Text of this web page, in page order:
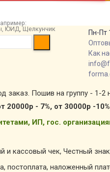
ЮИД, Щелкунчик
Пн-Пт
Как
заказ. Пошив на группу - 1-2
20000р - 7%, от 30000р -10%
ИП, гос.
кассовый чек, Честный
постоплата, наложенный